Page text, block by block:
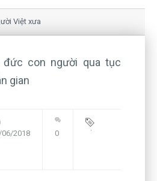
xưa
tù và của CEO
đức con người qua tục
gian
2018 0 Blog